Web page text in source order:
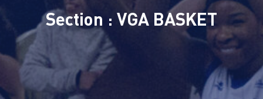
Section : VGA BASKET